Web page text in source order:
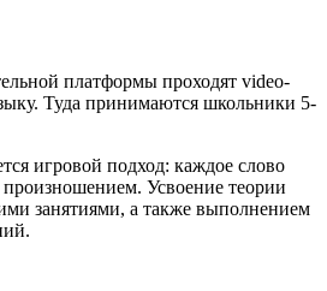
платформы проходят video-
Туда принимаются школьники 5-
игровой подход: каждое слово
Усвоение теории
занятиями, а также выполнением